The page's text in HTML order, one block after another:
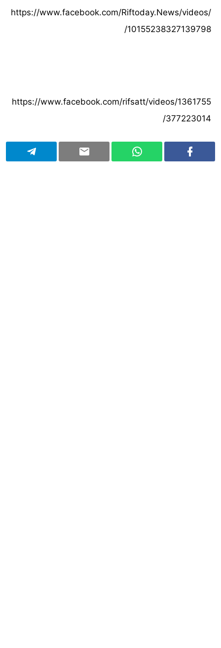
https://www.facebook.com/Riftoday.News/videos/
10155238327139798/
https://www.facebook.com/rifsatt/videos/1361755
377223014/